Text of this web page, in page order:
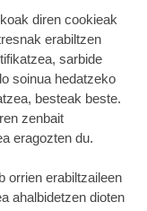
diren cookieak
erabiltzen
sarbide
soinua hedatzeko
besteak beste.
zenbait
eragozten du.
orrien erabiltzaileen
ahalbidetzen dioten